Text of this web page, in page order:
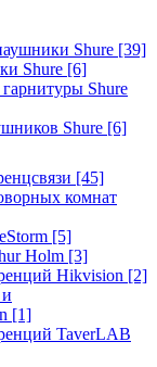
Shure [39]
Shure [6]
Shure
Shure [6]
[45]
комнат
[5]
Holm [3]
Hikvision [2]
[1]
TaverLAB